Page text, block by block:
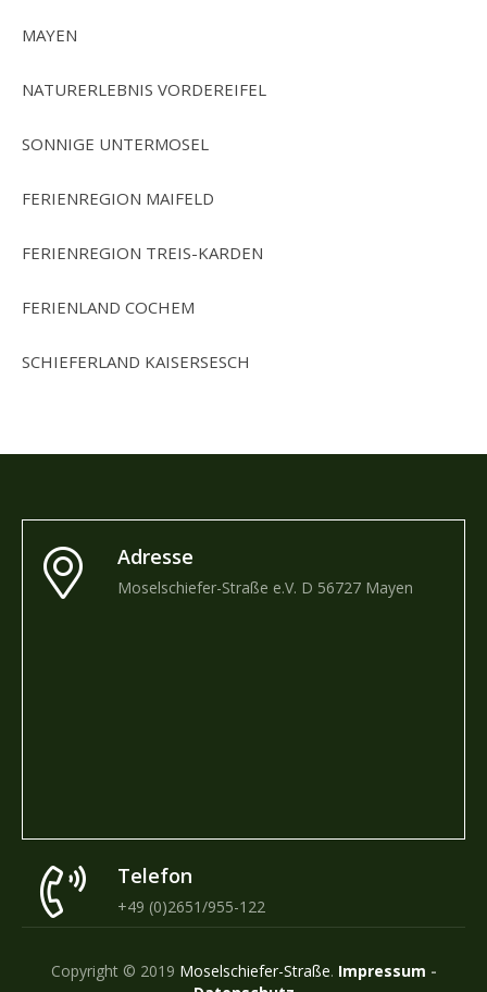
MAYEN
NATURERLEBNIS VORDEREIFEL
SONNIGE UNTERMOSEL
FERIENREGION MAIFELD
FERIENREGION TREIS-KARDEN
FERIENLAND COCHEM
SCHIEFERLAND KAISERSESCH
Adresse
Moselschiefer-Straße e.V. D 56727 Mayen
Telefon
+49 (0)2651/955-122
Copyright © 2019 Moselschiefer-Straße. Impressum -